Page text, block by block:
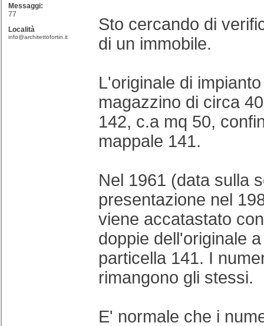
Messaggi:
77
Località
info@architettofortin.it
Sto cercando di
di un immobile.
L'originale di
magazzino di circa
142, c.a mq 50,
mappale 141.
Nel 1961 (data sulla
presentazione nel
viene accatastato
doppie dell'originale
particella 141. I
rimangono gli stessi.
E' normale che i